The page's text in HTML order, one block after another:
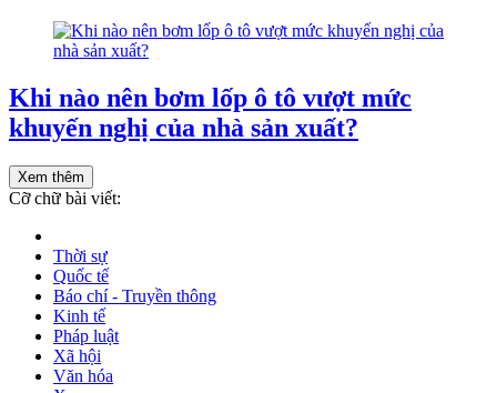
Khi nào nên bơm lốp ô tô vượt mức
khuyến nghị của nhà sản xuất?
Xem thêm
Cỡ chữ bài viết:
Thời sự
Quốc tế
Báo chí - Truyền thông
Kinh tế
Pháp luật
Xã hội
Văn hóa